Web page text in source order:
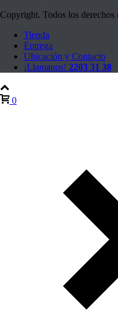
Copyright. Todos los
Tienda
Entrega
Ubicación y Contacto
¡Llamanos! 2203 31 38
0